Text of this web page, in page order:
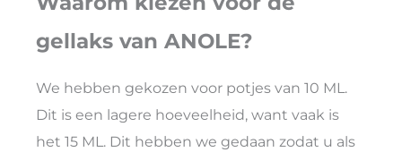
gellaks van ANOLE?
We hebben gekozen voor potjes van 10 ML.
Dit is een lagere hoeveelheid, want vaak is
het 15 ML. Dit hebben we gedaan zodat u als